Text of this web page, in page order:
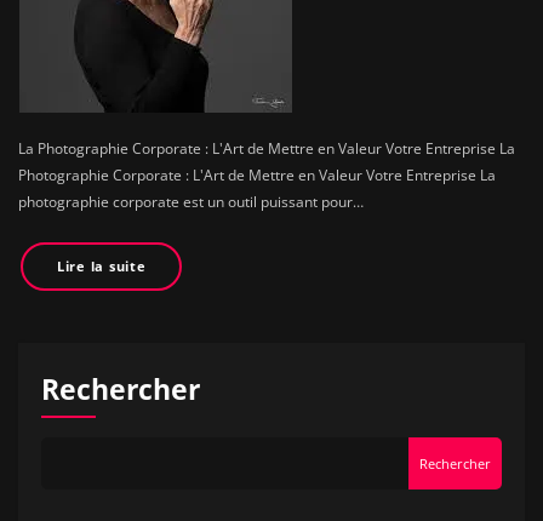
La Photographie Corporate : L'Art de Mettre en Valeur Votre Entreprise La
Photographie Corporate : L'Art de Mettre en Valeur Votre Entreprise La
photographie corporate est un outil puissant pour…
Lire la suite
Rechercher
Rechercher